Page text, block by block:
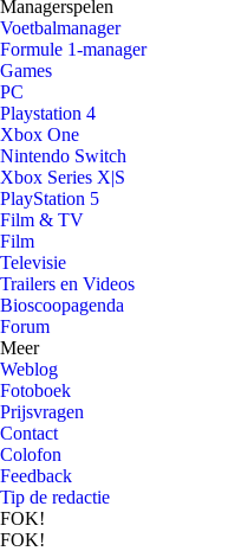
Managerspelen
Voetbalmanager
Formule 1-manager
Games
PC
Playstation 4
Xbox One
Nintendo Switch
Xbox Series X|S
PlayStation 5
Film & TV
Film
Televisie
Trailers en Videos
Bioscoopagenda
Forum
Meer
Weblog
Fotoboek
Prijsvragen
Contact
Colofon
Feedback
Tip de redactie
FOK!
FOK!